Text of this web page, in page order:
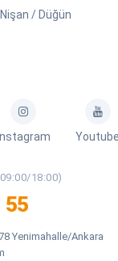
/ Düğün
18:00)
55
Yenimahalle/Ankara